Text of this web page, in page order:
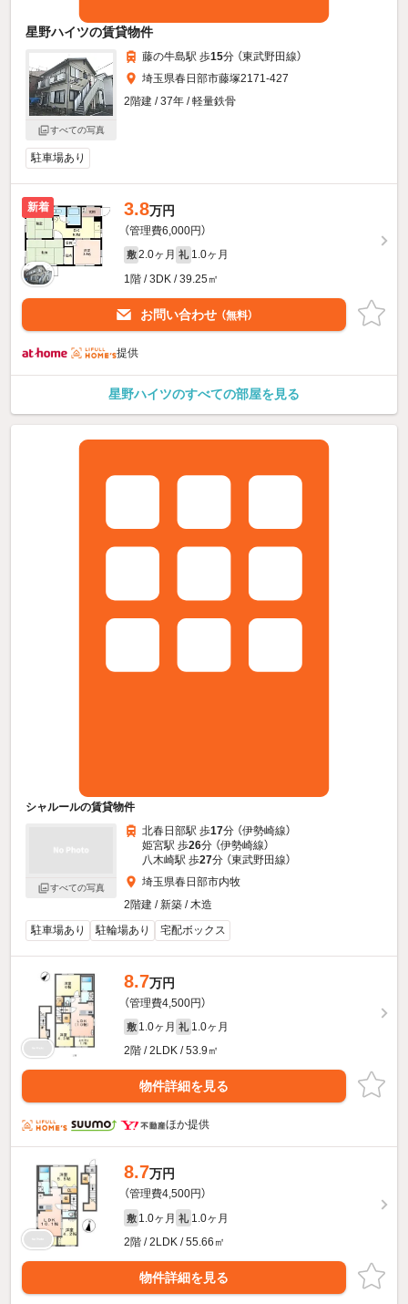
星野ハイツの賃貸物件
すべての写真
藤の牛島駅 歩15分 （東武野田線）
埼玉県春日部市藤塚2171-427
2階建 / 37年 / 軽量鉄骨
駐車場あり
新着 3.8万円
（管理費6,000円）
敷 2.0ヶ月 礼 1.0ヶ月
1階 / 3DK / 39.25㎡
お問い合わせ （無料）
提供
星野ハイツのすべての部屋を見る
シャルールの賃貸物件
すべての写真
北春日部駅 歩17分 （伊勢崎線）
姫宮駅 歩26分 （伊勢崎線）
八木崎駅 歩27分 （東武野田線）
埼玉県春日部市内牧
2階建 / 新築 / 木造
駐車場あり
駐輪場あり 宅配ボックス
8.7万円
（管理費4,500円）
敷 1.0ヶ月 礼 1.0ヶ月
2階 / 2LDK / 53.9㎡
物件詳細を見る
ほか提供
8.7万円
（管理費4,500円）
敷 1.0ヶ月 礼 1.0ヶ月
2階 / 2LDK / 55.66㎡
物件詳細を見る